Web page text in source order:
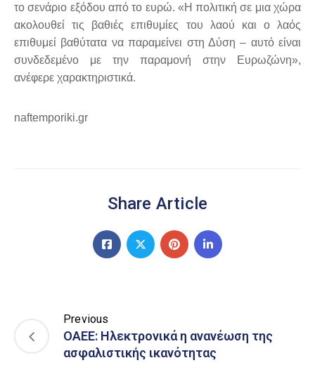
το σενάριο εξόδου από το ευρώ. «Η πολιτική σε μια χώρα
ακολουθεί τις βαθιές επιθυμίες του λαού και ο λαός
επιθυμεί βαθύτατα να παραμείνει στη Δύση – αυτό είναι
συνδεδεμένο με την παραμονή στην Ευρωζώνη»,
ανέφερε χαρακτηριστικά.
naftemporiki.gr
Share Article
Previous
ΟΑΕΕ: Ηλεκτρονικά η ανανέωση της
ασφαλιστικής ικανότητας